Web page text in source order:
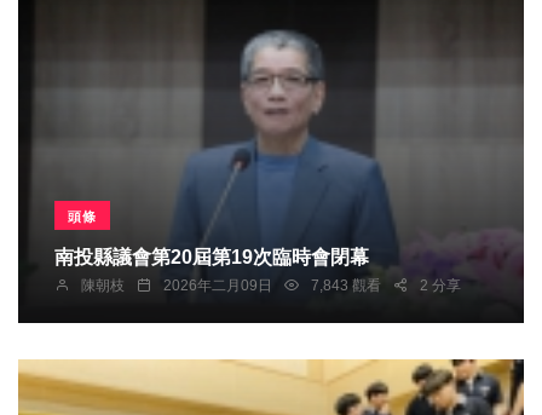
頭條
南投縣議會第20屆第19次臨時會閉幕
陳朝枝 2026年二月09日 7,843 觀看 2 分享